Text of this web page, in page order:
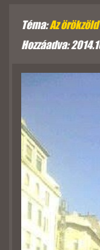
Téma:Az
Hozzáadva: